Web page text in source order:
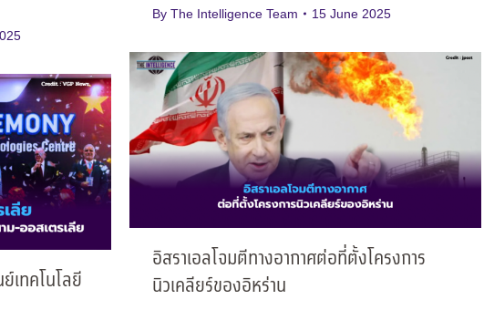
By The Intelligence Team 15 June 2025
อิสราเอลโจมตีทางอากาศต่อที่ตั้งโครงการ
นิวเคลียร์ของอิหร่าน
เทคโนโลยี